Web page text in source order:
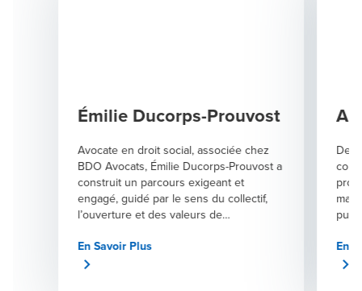
Émilie Ducorps-Prouvost
Avocate en droit social, associée chez
BDO Avocats, Émilie Ducorps-Prouvost a
construit un parcours exigeant et
engagé, guidé par le sens du collectif,
l’ouverture et des valeurs de
qui l’anime au quotidien et sur la manière
dont elle conçoit son rôle d’associée.
En Savoir Plus
puis
En